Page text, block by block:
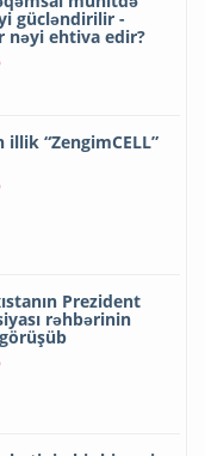
gücləndirilir -
nəyi ehtiva edir?
illik “ZengimCELL”
Prezident
rəhbərinin